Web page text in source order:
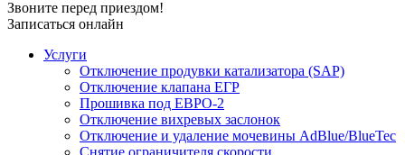
Звоните перед приездом!
Записаться онлайн
Услуги
Отключение продувки катализатора (SAP)
Отключение клапана ЕГР
Прошивка под ЕВРО-2
Отключение вихревых заслонок
Отключение и удаление мочевины AdBlue/BlueTec
Снятие ограничителя скорости